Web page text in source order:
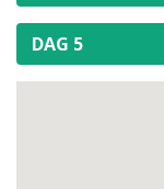
DAG 5